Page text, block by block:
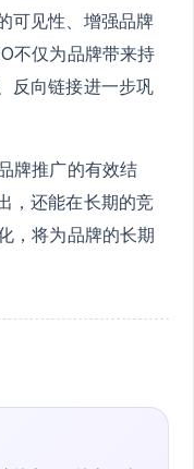
可见性、增强品牌
不仅为品牌带来持
反向链接进一步巩
牌推广的有效结
，还能在长期的竞
，将为品牌的长期